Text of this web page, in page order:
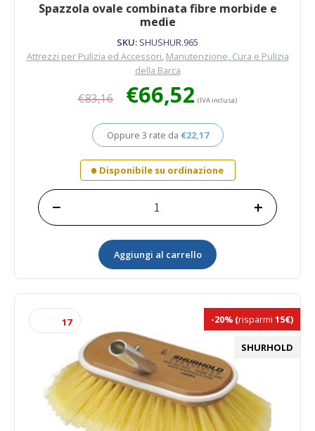
Spazzola ovale combinata fibre morbide e
medie
SKU: SHUSHUR.965
Attrezzi per Pulizia ed Accessori, Manutenzione, Cura e Pulizia
della Barca
€83,16
prezzo
era:
€83,16.
€66,52 prezzo
è:
€66,52.
(IVA inclusa)
Oppure 3 rate da €22,17
Disponibile su ordinazione
Spazzola
ovale
medie
quantità
− +
Aggiungi al carrello
SHURHOLD
-20% (risparmi 15€)
17